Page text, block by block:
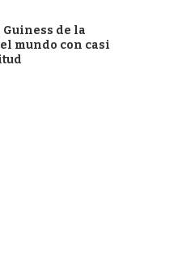
de la
mundo con casi